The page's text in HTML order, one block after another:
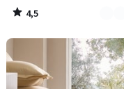
4,5
/